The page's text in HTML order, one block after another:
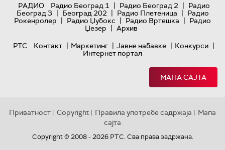
РАДИО
Радио Београд 1 | Радио Београд 2 | Радио
Београд 3 | Београд 202 | Радио Плетеница | Радио
Рокенролер | Радио Џубокс | Радио Вртешка | Радио
Џезер | Архив
РТС
Контакт | Маркетинг | Јавне набавке | Конкурси |
Интернет портал
МАПА САЈТА
Приватност | Copyright | Правила употребе садржаја | Мапа
сајта
Copyright © 2008 - 2026 РТС. Сва права задржана.